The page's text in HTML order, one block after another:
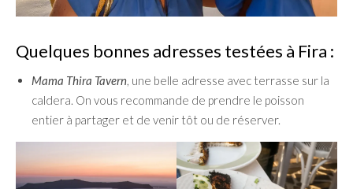
Quelques bonnes adresses testées à Fira :
Mama Thira Tavern , une belle adresse avec terrasse sur la
caldera. On vous recommande de prendre le poisson
entier à partager et de venir tôt ou de réserver.